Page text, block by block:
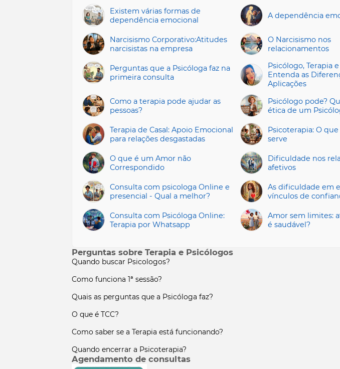
Existem várias formas de
dependência emocional
A dependência
Narcisismo Corporativo:Atitudes
narcisistas na empresa
O Narcisismo nos
relacionamentos
Perguntas que a Psicóloga faz na
primeira consulta
Psicólogo, Terapia
Entenda as
Aplicações
Como a terapia pode ajudar as
pessoas?
Psicólogo pode?
ética de um
Terapia de Casal: Apoio Emocional
para relações desgastadas
Psicoterapia: O
serve
O que é um Amor não
Correspondido
Dificuldade nos
afetivos
Consulta com psicologa Online e
presencial - Qual a melhor?
As dificuldade em
vínculos de
Consulta com Psicóloga Online:
Terapia por Whatsapp
Amor sem limites:
é saudável?
Perguntas sobre Terapia e Psicólogos
Quando buscar Psicologos?
Como funciona 1ª sessão?
Quais as perguntas que a Psicóloga faz?
O que é TCC?
Como saber se a Terapia está funcionando?
Quando encerrar a Psicoterapia?
Agendamento de consultas